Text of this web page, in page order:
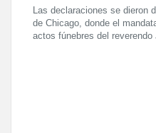
Las declaraciones se dieron
de Chicago, donde el
actos fúnebres del